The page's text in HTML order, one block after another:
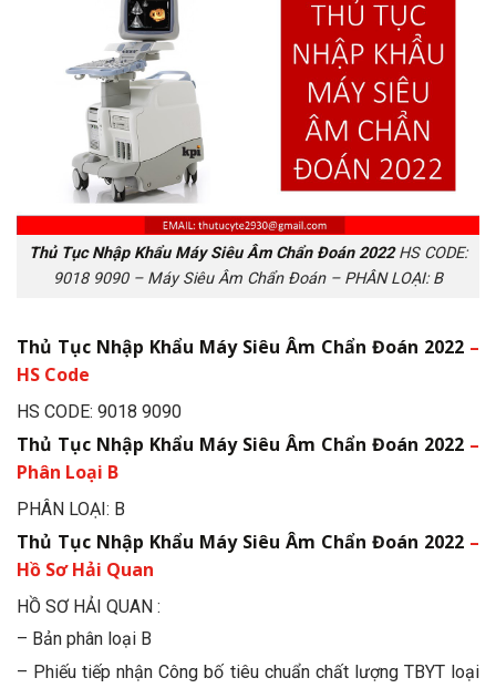
Thủ Tục Nhập Khẩu Máy Siêu Âm Chẩn Đoán 2022 HS CODE:
9018 9090 – Máy Siêu Âm Chẩn Đoán – PHÂN LOẠI: B
Thủ Tục Nhập Khẩu Máy Siêu Âm Chẩn Đoán 2022 –
HS Code
HS CODE: 9018 9090
Thủ Tục Nhập Khẩu Máy Siêu Âm Chẩn Đoán 2022 –
Phân Loại B
PHÂN LOẠI: B
Thủ Tục Nhập Khẩu Máy Siêu Âm Chẩn Đoán 2022 –
Hồ Sơ Hải Quan
HỒ SƠ HẢI QUAN :
– Bản phân loại B
– Phiếu tiếp nhận Công bố tiêu chuẩn chất lượng TBYT loại